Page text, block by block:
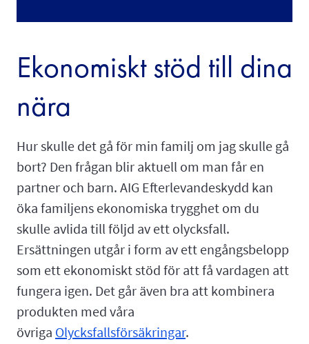
Ekonomiskt stöd till dina
nära
Hur skulle det gå för min familj om jag skulle gå
bort? Den frågan blir aktuell om man får en
partner och barn. AIG Efterlevandeskydd kan
öka familjens ekonomiska trygghet om du
skulle avlida till följd av ett olycksfall.
Ersättningen utgår i form av ett engångsbelopp
som ett ekonomiskt stöd för att få vardagen att
fungera igen. Det går även bra att kombinera
produkten med våra
övriga Olycksfallsförsäkringar.